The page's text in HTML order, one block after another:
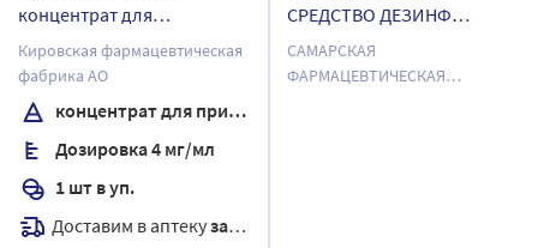
концентрат для
приготовления раствора
для местного и наружного
применения флакон 1 шт.
200 мл + стаканчик мерный
Кировская фармацевтическая
фабрика АО
концентрат для приготовления раствора
Дозировка 4 мг/мл
1 шт в уп.
Доставим в аптекузавтра
СРЕДСТВО ДЕЗИНФ
(АНТИСЕПТИК) N10 ПАК
САМАРСКАЯ
ФАРМАЦЕВТИЧЕСКАЯ